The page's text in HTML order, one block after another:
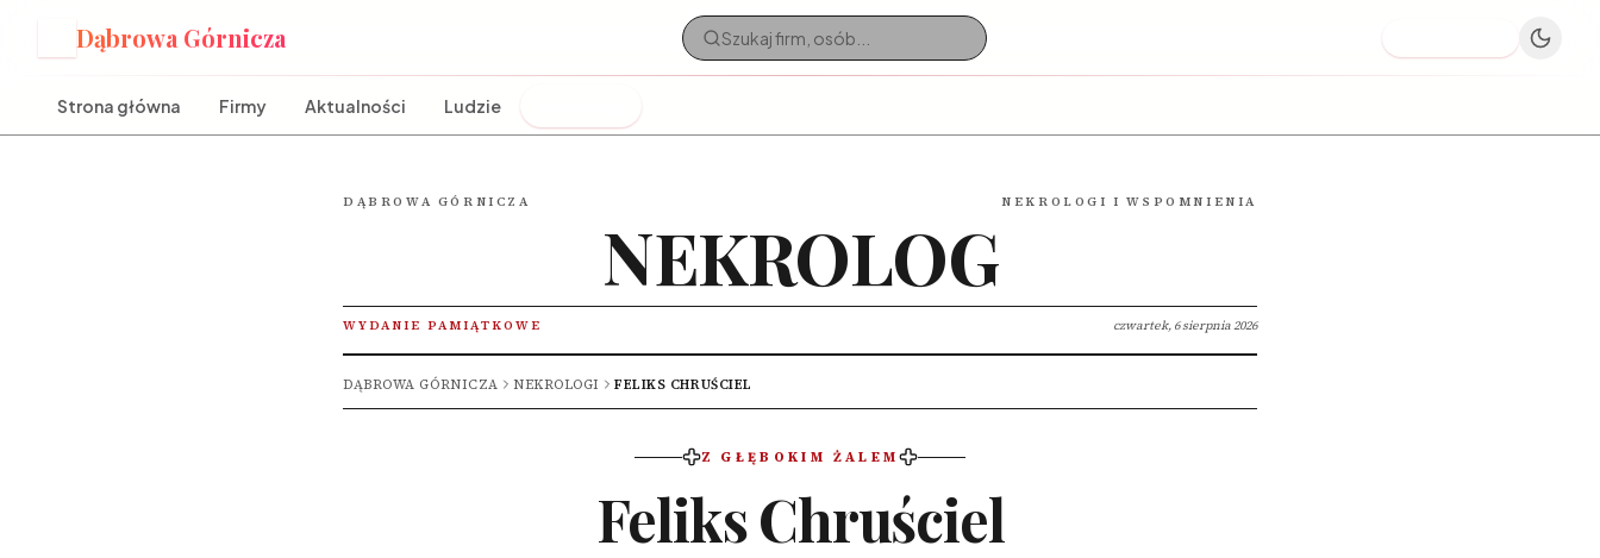
Dąbrowa Górnicza
Strona główna Firmy Aktualności Ludzie
DĄBROWA GÓRNICZA NEKROLOGI I WSPOMNIENIA
NEKROLOG
WYDANIE PAMIĄTKOWE czwartek, 6 sierpnia 2026
DĄBROWA GÓRNICZA NEKROLOGI FELIKS CHRUŚCIEL
Z GŁĘBOKIM ŻALEM
Feliks Chruściel